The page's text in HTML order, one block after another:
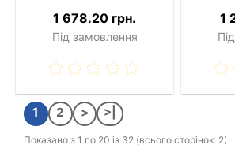
1 678.20 грн.
Під замовлення
1
1 2 > >|
Показано з 1 по 20 із 32 (всього сторінок: 2)